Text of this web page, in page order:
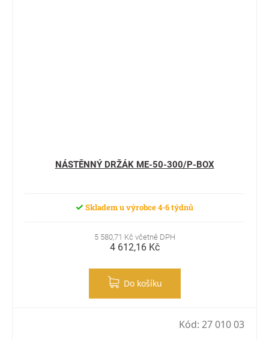
NÁSTĚNNÝ DRŽÁK ME-50-300/P-BOX
Skladem u výrobce 4-6 týdnů
5 580,71 Kč včetně DPH
4 612,16 Kč
Do košíku
Kód: 27 010 03